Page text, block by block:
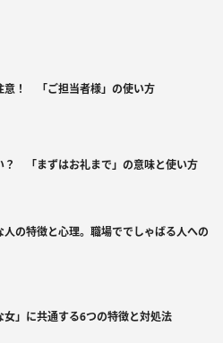
意！ 「ご担当者様」の使い方
？ 「まずはお礼まで」の意味と使い方
人の特徴と心理。職場ででしゃばる人への
女」に共通する6つの特徴と対処法